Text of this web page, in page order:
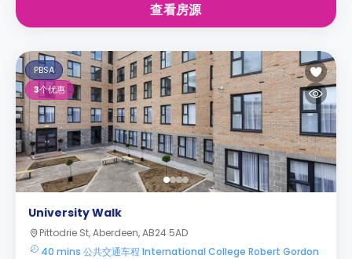
查看房源
PBSA
3个优惠
University Walk
Pittodrie St, Aberdeen, AB24 5AD
40 mins 公共交通车程 International College Robert Gordon